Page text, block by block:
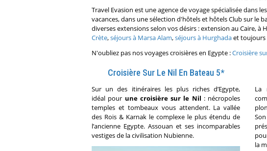
Travel Evasion est une agence de voyage spécialisée dans
vacances, dans une sélection d'hôtels et hôtels Club sur le
diverses extensions selon vos désirs : extension au Caire,
Crète,séjours à Marsa Alam,séjours à Hurghadaet toujours
N'oubliez pas nos voyages croisières en Egypte :Croisière
Croisière Sur Le Nil En Bateau 5*
Sur un des itinéraires les plus riches d’Egypte,
idéal pour une croisière sur le Nil : nécropoles
temples et tombeaux vous attendent. La vallée
des Rois & Karnak le complexe le plus étendu de
l’ancienne Egypte. Assouan et ses incomparables
vestiges de la civilisation Nubienne.
La
la